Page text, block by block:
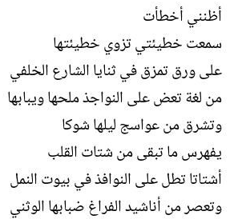
أظنني أخطأت
سمعت خطيئتي تزوي خطيئتها
على ورق تمزق في ثنايا الشارع الخلفي
من لغة تعض على النواجذ ملحها ويبابها
وتشرق من عواسج ليلها شوكا
يفهرس ما تبقى من شتات القلب
أشتاتا تطل على النوافذ في بيوت النمل
وتعصر من أناشيد الفراغ ضبابها الوثني